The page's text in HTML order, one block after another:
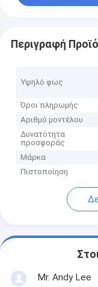
Περιγραφή
Υψηλό φως
Όροι πληρωμής
Αριθμό μοντέλου
Δυνατότητα
προσφοράς
Μάρκα
Πιστοποίηση
Mr. Andy Lee